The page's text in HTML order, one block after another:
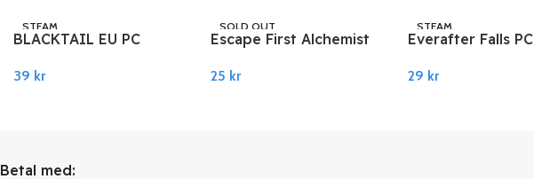
STEAM
BLACKTAIL EU PC
39 kr
SOLD OUT
STEAM
Escape First Alchemist
25 kr
STEAM
Everafter Falls PC
29 kr
Betal med: